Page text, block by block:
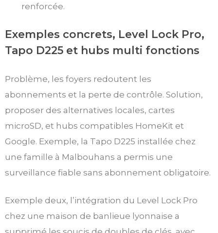
renforcée.
Exemples concrets, Level Lock Pro,
Tapo D225 et hubs multi fonctions
Problème, les foyers redoutent les
abonnements et la perte de contrôle. Solution,
proposer des alternatives locales, cartes
microSD, et hubs compatibles HomeKit et
Google. Exemple, la Tapo D225 installée chez
une famille à Malbouhans a permis une
surveillance fiable sans abonnement obligatoire.
Exemple deux, l’intégration du Level Lock Pro
chez une maison de banlieue lyonnaise a